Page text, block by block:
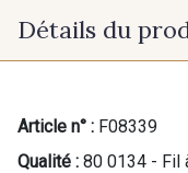
Détails du
Article n° : F08339
Qualité : 80 0134 - Fil